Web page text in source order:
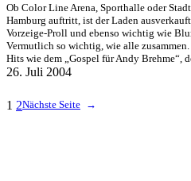
Ob Color Line Arena, Sporthalle oder
Hamburg auftritt, ist der Laden
Vorzeige-Proll und ebenso wichtig wie
Vermutlich so wichtig, wie alle
Hits wie dem „Gospel für Andy Brehme“,
26. Juli 2004
1 2Nächste Seite →